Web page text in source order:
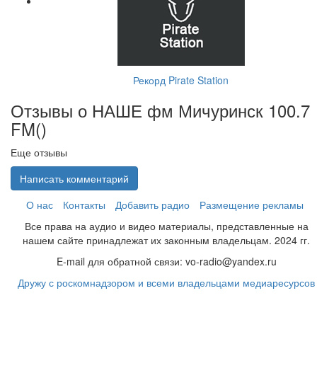
Рекорд Pirate Station
Отзывы о НАШЕ фм Мичуринск 100.7
FM()
Еще отзывы
Написать комментарий
О нас
Контакты Добавить радио
Размещение рекламы
Все права на аудио и видео материалы, представленные на
нашем сайте принадлежат их законным владельцам. 2024 гг.
E-mail для обратной связи: vo-radio@yandex.ru
Дружу с роскомнадзором и всеми владельцами медиаресурсов